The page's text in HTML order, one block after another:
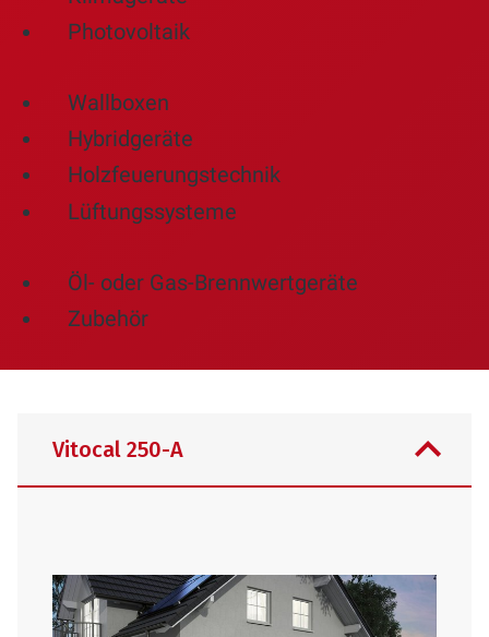
Photovoltaik
Wallboxen
Hybridgeräte
Holzfeuerungstechnik
Lüftungssysteme
Öl- oder Gas-Brennwertgeräte
Zubehör
Vitocal 250-A